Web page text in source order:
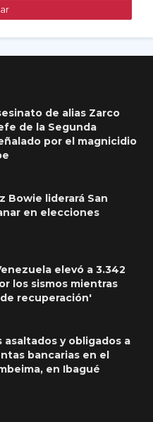
de alias Zarco
de la Segunda
por el magnicidio
Bowie liderará San
en elecciones
elevó a 3.342
los sismos mientras
recuperación'
asaltados y obligados a
bancarias en el
en Ibagué